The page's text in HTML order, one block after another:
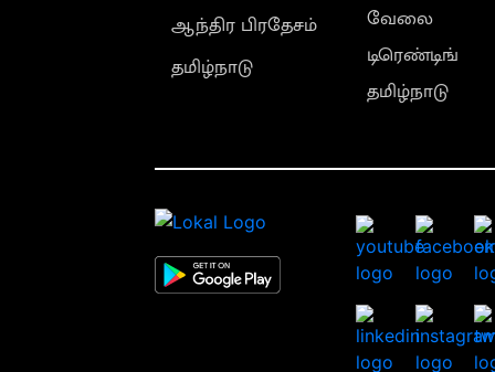
ஆந்திர பிரதேசம்
தமிழ்நாடு
வேலை
டிரெண்டிங்
தமிழ்நாடு